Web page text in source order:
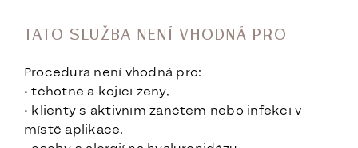
TATO SLUŽBA NENÍ VHODNÁ PRO
Procedura není vhodná pro:
• těhotné a kojící ženy,
• klienty s aktivním zánětem nebo infekcí v
místě aplikace,